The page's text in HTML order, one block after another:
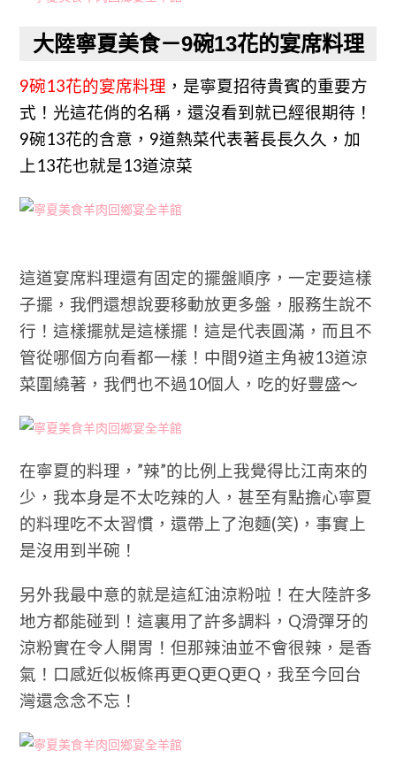
大陸寧夏美食－9碗13花的宴席料理
9碗13花的宴席料理 ，是寧夏招待貴賓的重要方
式！ 光這花俏的名稱，還沒看到就已經很期待！
9碗13花的含意，9道熱菜代表著長長久久，加
上13花也就是13道涼菜
這道宴席料理還有固定的擺盤順序，一定要這樣
子擺，我們還想說要移動放更多盤，服務生說不
行！這樣擺就是這樣擺！這是代表圓滿，而且不
管從哪個方向看都一樣！中間9道主角被13道涼
菜圍繞著，我們也不過10個人，吃的好豐盛～
在寧夏的料理，”辣”的比例上我覺得比江南來的
少，我本身是不太吃辣的人，甚至有點擔心寧夏
的料理吃不太習慣，還帶上了泡麵(笑)，事實上
是沒用到半碗！
另外我最中意的就是這紅油涼粉啦！在大陸許多
地方都能碰到！這裏用了許多調料，Q滑彈牙的
涼粉實在令人開胃！但那辣油並不會很辣，是香
氣！口感近似板條再更Q更Q更Q，我至今回台
灣還念念不忘！